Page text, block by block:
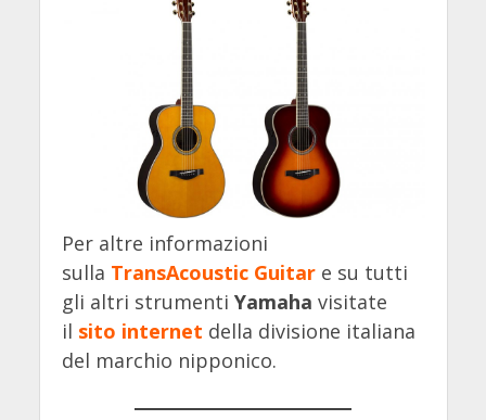
Per altre informazioni
sulla TransAcoustic Guitare su tutti
gli altri strumenti Yamaha visitate
il sito internet della divisione italiana
del marchio nipponico.